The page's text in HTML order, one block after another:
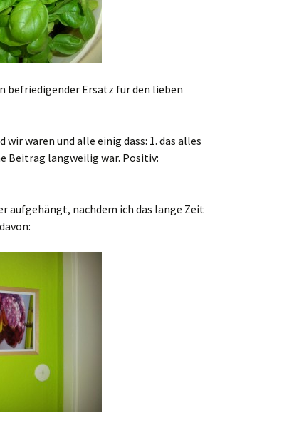
befriedigender Ersatz für den lieben
wir waren und alle einig dass: 1. das alles
Beitrag langweilig war. Positiv:
aufgehängt, nachdem ich das lange Zeit